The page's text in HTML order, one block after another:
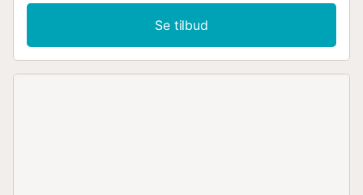
Se tilbud